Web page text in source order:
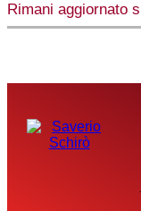
Rimani aggiornato